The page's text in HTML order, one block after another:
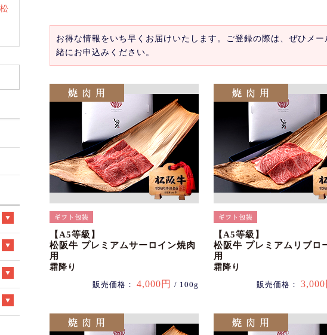
お得な情報をいち早くお届けいたします。ご登録の際は、ぜひメ
緒にお申込みください。
【A5等級】
松阪牛 プレミアムサーロイン焼肉
用
霜降り
販売価格： 4,000円 / 100g
【A5等級】
松阪牛 プレミアムリブロ
用
霜降り
販売価格： 3,000
松